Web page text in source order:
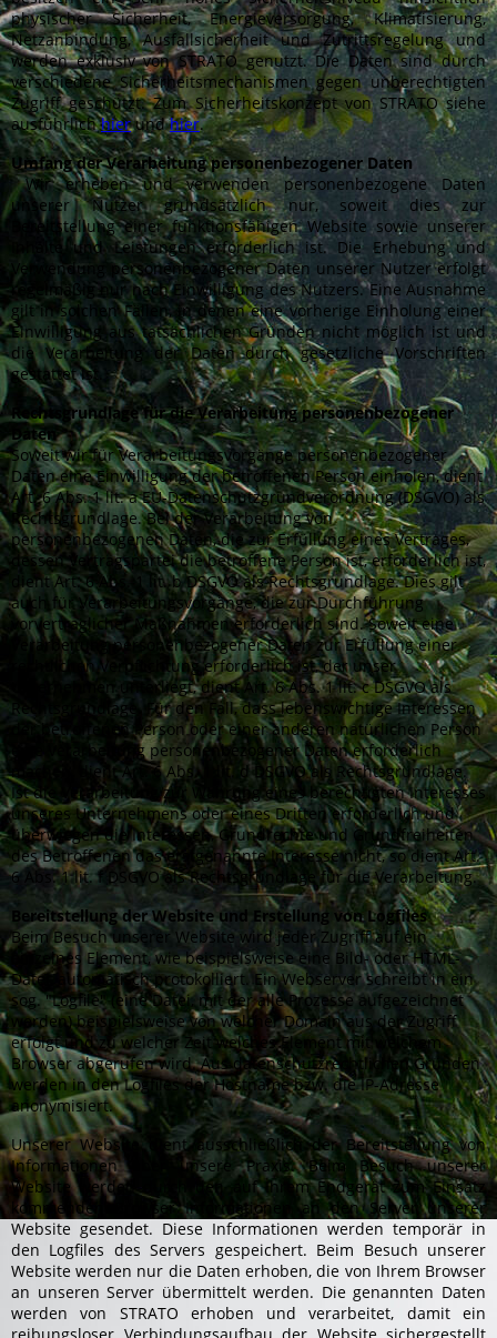
physischer Sicherheit, Energieversorgung, Klimatisierung,
Netzanbindung, Ausfallsicherheit und Zutrittsregelung und
werden exklusiv von STRATO genutzt. Die Daten sind durch
verschiedene Sicherheitsmechanismen gegen unberechtigten
Zugriff geschützt. Zum Sicherheitskonzept von STRATO siehe
ausführlichhierundhier.
Umfang der Verarbeitung personenbezogener Daten
Wir erheben und verwenden personenbezogene Daten
unserer Nutzer grundsätzlich nur, soweit dies zur
Bereitstellung einer funktionsfähigen Website sowie unserer
Inhalte und Leistungen erforderlich ist. Die Erhebung und
Verwendung personenbezogener Daten unserer Nutzer erfolgt
regelmäßig nur nach Einwilligung des Nutzers. Eine Ausnahme
gilt in solchen Fällen, in denen eine vorherige Einholung einer
Einwilligung aus tatsächlichen Gründen nicht möglich ist und
die Verarbeitung der Daten durch gesetzliche Vorschriften
gestattet ist.
Rechtsgrundlage für die Verarbeitung personenbezogener
Daten
Soweit wir für Verarbeitungsvorgänge personenbezogener
Daten eine Einwilligung der betroffenen Person einholen, dient
Art. 6 Abs. 1 lit. a EU-Datenschutzgrundverordnung (DSGVO) als
Rechtsgrundlage. Bei der Verarbeitung von
personenbezogenen Daten, die zur Erfüllung eines Vertrages,
dessen Vertragspartei die betroffene Person ist, erforderlich ist,
dient Art. 6 Abs. 1 lit. b DSGVO als Rechtsgrundlage. Dies gilt
auch für Verarbeitungsvorgänge, die zur Durchführung
vorvertraglicher Maßnahmen erforderlich sind. Soweit eine
Verarbeitung personenbezogener Daten zur Erfüllung einer
rechtlichen Verpflichtung erforderlich ist, der unser
Unternehmen unterliegt, dient Art. 6 Abs. 1 lit. c DSGVO als
Rechtsgrundlage. Für den Fall, dass lebenswichtige Interessen
der betroffenen Person oder einer anderen natürlichen Person
eine Verarbeitung personenbezogener Daten erforderlich
machen, dient Art. 6 Abs. 1 lit. d DSGVO als Rechtsgrundlage.
Ist die Verarbeitung zur Wahrung eines berechtigten Interesses
unseres Unternehmens oder eines Dritten erforderlich und
überwiegen die Interessen, Grundrechte und Grundfreiheiten
des Betroffenen das erstgenannte Interesse nicht, so dient Art.
6 Abs. 1 lit. f DSGVO als Rechtsgrundlage für die Verarbeitung.
Bereitstellung der Website und Erstellung von Logfiles
Beim Besuch unserer Website wird jeder Zugriff auf ein
einzelnes Element, wie beispielsweise eine Bild- oder HTML-
Datei, automatisch protokolliert. Ein Webserver schreibt in ein
sog. "Logfile" (eine Datei, mit der alle Prozesse aufgezeichnet
werden) beispielsweise von welcher Domain aus der Zugriff
erfolgt und zu welcher Zeit welches Element mit welchem
Browser abgerufen wird. Aus datenschutzrechtlichen Gründen
werden in den Logfiles der Hostname bzw. die IP-Adresse
anonymisiert.
Unserer Website dient ausschließlich der Bereitstellung von
Informationen über unsere Praxis. Beim Besuch unserer
Website werden durch den auf Ihrem Endgerät zum Einsatz
kommenden Browser Informationen an den Server unserer
Website gesendet. Diese Informationen werden temporär in
den Logfiles des Servers gespeichert. Beim Besuch unserer
Website werden nur die Daten erhoben, die von Ihrem Browser
an unseren Server übermittelt werden. Die genannten Daten
werden von STRATO erhoben und verarbeitet, damit ein